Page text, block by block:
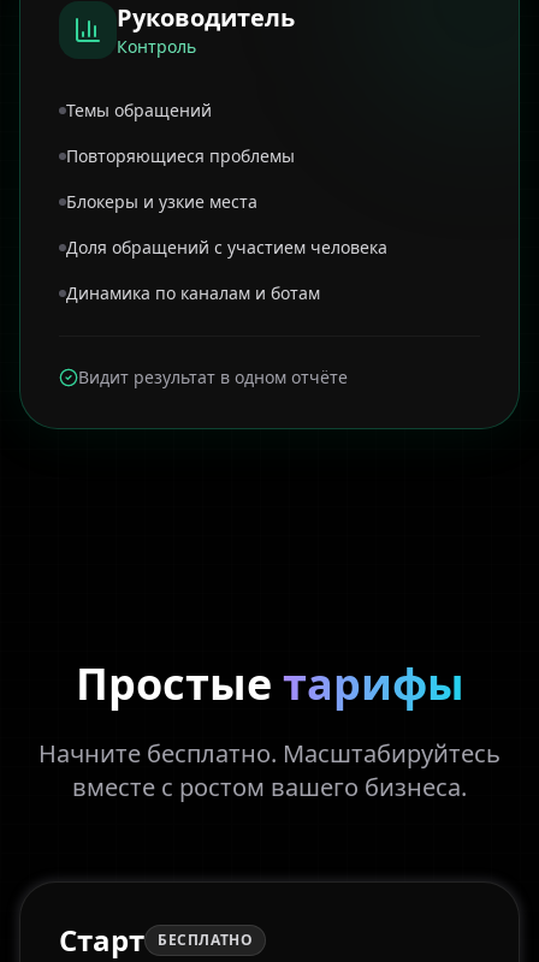
Руководитель
Контроль
Темы обращений
Повторяющиеся проблемы
Блокеры и узкие места
Доля обращений с участием человека
Динамика по каналам и ботам
Видит результат в одном отчёте
Простые тарифы
Начните бесплатно. Масштабируйтесь
вместе с ростом вашего бизнеса.
Старт БЕСПЛАТНО